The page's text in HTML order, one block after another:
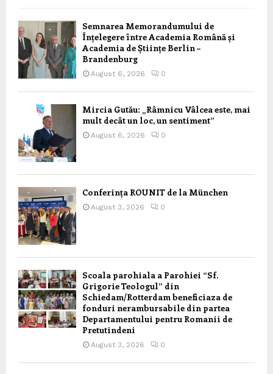
Semnarea Memorandumului de
Înțelegere între Academia Română și
Academia de Științe Berlin –
Brandenburg
August 6, 2026 0
Mircia Gutău: „Râmnicu Vâlcea este, mai
mult decât un loc, un sentiment”
August 6, 2026 0
Conferința ROUNIT de la München
August 3, 2026 0
Scoala parohiala a Parohiei “Sf.
Grigorie Teologul” din
Schiedam/Rotterdam beneficiaza de
fonduri nerambursabile din partea
Departamentului pentru Romanii de
Pretutindeni
August 3, 2026 0